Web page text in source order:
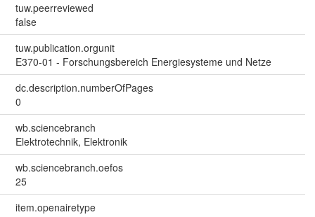
tuw.peerreviewed
false
tuw.publication.orgunit
E370-01 - Forschungsbereich Energiesysteme und Netze
dc.description.numberOfPages
0
wb.sciencebranch
Elektrotechnik, Elektronik
wb.sciencebranch.oefos
25
item.openairetype